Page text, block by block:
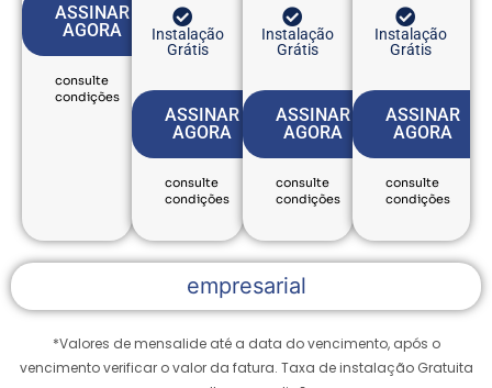
empresarial
ASSINAR
AGORA
consulte
condições
Instalação
Grátis
ASSINAR
AGORA
consulte
condições
Instalação
Grátis
ASSINAR
AGORA
consulte
condições
Instalação
Grátis
ASSINAR
AGORA
consulte
condições
*Valores de mensalide até a data do vencimento, após o
vencimento verificar o valor da fatura. Taxa de instalação Gratuita